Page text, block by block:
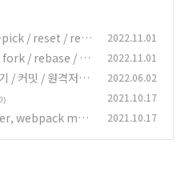
/ reset / reve
2022.11.01
/ rebase / m
2022.11.01
/ 커밋 / 원격저장
2022.06.02
2021.10.17
2021.10.17